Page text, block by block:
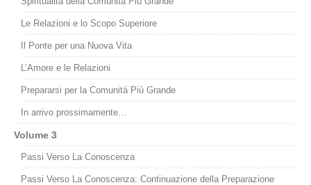
Le Relazioni e lo Scopo Superiore
Il Ponte per una Nuova Vita
L’Amore e le Relazioni
Prepararsi per la Comunità Più Grande
In arrivo prossimamente…
Volume 3
Passi Verso La Conoscenza
Passi Verso La Conoscenza: Continuazione della Preparazione